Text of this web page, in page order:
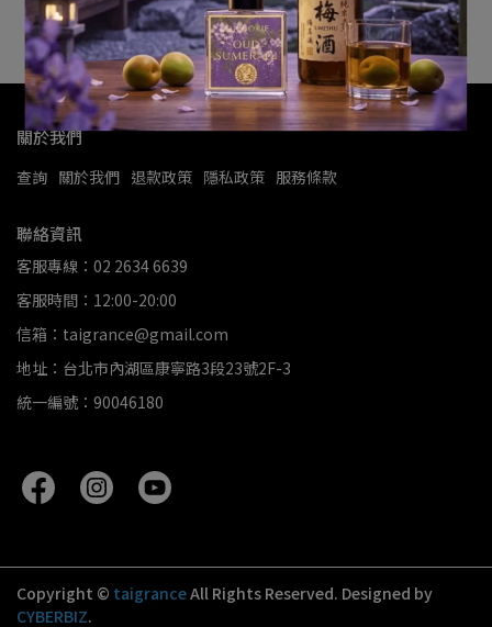
關於我們
查詢 關於我們 退款政策 隱私政策 服務條款
聯絡資訊
客服專線：02 2634 6639
客服時間：12:00-20:00
信箱：taigrance@gmail.com
地址：台北市內湖區康寧路3段23號2F-3
統一編號：90046180
Copyright © taigranceAll Rights Reserved. Designed by
CYBERBIZ.